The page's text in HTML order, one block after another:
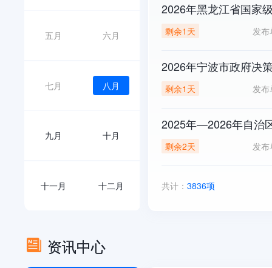
五月 六月
七月 八月
九月 十月
十一月 十二月
2026年黑龙江省国家
剩余1天 发
2026年宁波市政府决
剩余1天 发
2025年—2026年自治
剩余2天 发
共计： 3836项
资讯中心